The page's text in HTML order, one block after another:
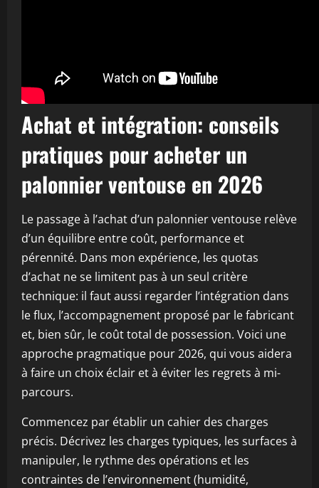
Achat et intégration: conseils
pratiques pour acheter un
palonnier ventouse en 2026
Le passage à l’achat d’un palonnier ventouse relève
d’un équilibre entre coût, performance et
pérennité. Dans mon expérience, les quotas
d’achat ne se limitent pas à un seul critère
technique: il faut aussi regarder l’intégration dans
le flux, l’accompagnement proposé par le fabricant
et, bien sûr, le coût total de possession. Voici une
approche pragmatique pour 2026, qui vous aidera
à faire un choix éclair et à éviter les regrets à mi-
parcours.
Commencez par établir un cahier des charges
précis. Décrivez les charges typiques, les surfaces à
manipuler, le rythme des opérations et les
contraintes de l’environnement (humidité,